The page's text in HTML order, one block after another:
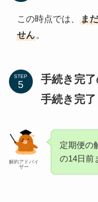
この時点では、 ま
せん。
STEP
手続き完
手続き完了
解約アドバイ
ザー
定期便の
の14日前